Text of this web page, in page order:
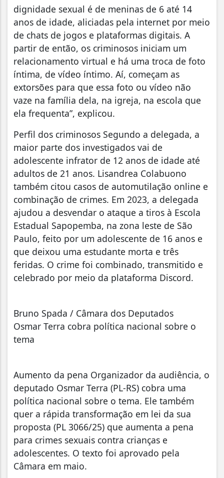
dignidade sexual é de meninas de 6 até 14
anos de idade, aliciadas pela internet por meio
de chats de jogos e plataformas digitais. A
partir de então, os criminosos iniciam um
relacionamento virtual e há uma troca de foto
íntima, de vídeo íntimo. Aí, começam as
extorsões para que essa foto ou vídeo não
vaze na família dela, na igreja, na escola que
ela frequenta”, explicou.
Perfil dos criminosos Segundo a delegada, a
maior parte dos investigados vai de
adolescente infrator de 12 anos de idade até
adultos de 21 anos. Lisandrea Colabuono
também citou casos de automutilação online e
combinação de crimes. Em 2023, a delegada
ajudou a desvendar o ataque a tiros à Escola
Estadual Sapopemba, na zona leste de São
Paulo, feito por um adolescente de 16 anos e
que deixou uma estudante morta e três
feridas. O crime foi combinado, transmitido e
celebrado por meio da plataforma Discord.
Bruno Spada / Câmara dos Deputados
Osmar Terra cobra política nacional sobre o
tema
Aumento da pena Organizador da audiência, o
deputado Osmar Terra (PL-RS) cobra uma
política nacional sobre o tema. Ele também
quer a rápida transformação em lei da sua
proposta (PL 3066/25) que aumenta a pena
para crimes sexuais contra crianças e
adolescentes. O texto foi aprovado pela
Câmara em maio.